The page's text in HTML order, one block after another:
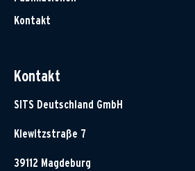
Kontakt
Kontakt
SITS Deutschland GmbH
Klewitzstraße 7
39112 Magdeburg